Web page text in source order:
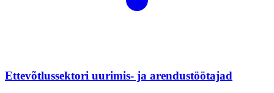
Ettevõtlussektori uurimis- ja arendustöötajad